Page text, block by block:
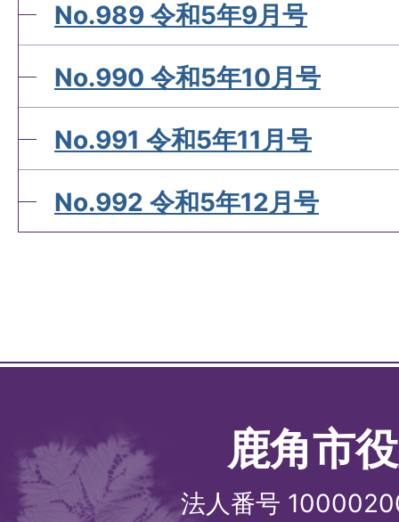
No.989 令和5年9月号
No.990 令和5年10月号
No.991 令和5年11月号
No.992 令和5年12月号
鹿角市
法人番号